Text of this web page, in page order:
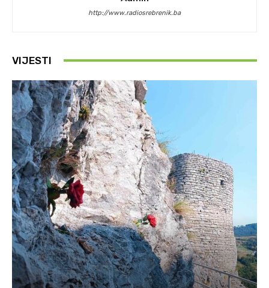
http://www.radiosrebrenik.ba
VIJESTI